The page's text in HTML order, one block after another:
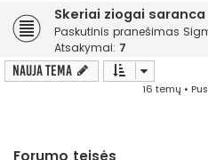
Skeriai ziogai saranca
Paskutinis pranešimas
Atsakymai: 7
Nauja tema
16 temų •